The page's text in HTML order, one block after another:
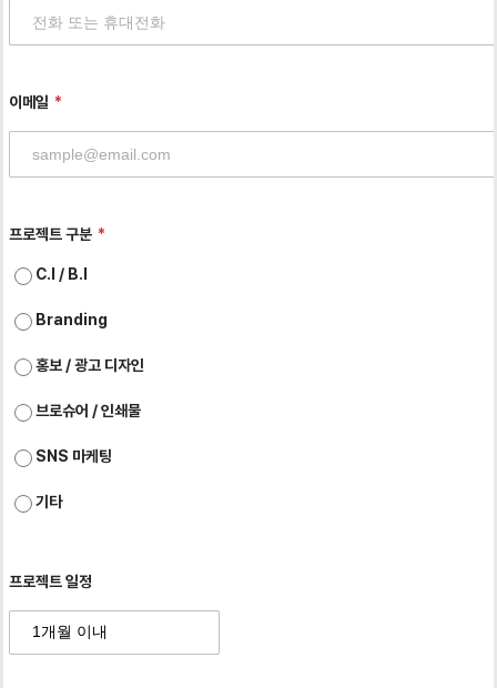
이메일
프로젝트 구분
C.I / B.I
Branding
홍보 / 광고 디자인
브로슈어 / 인쇄물
SNS 마케팅
기타
프로젝트 일정